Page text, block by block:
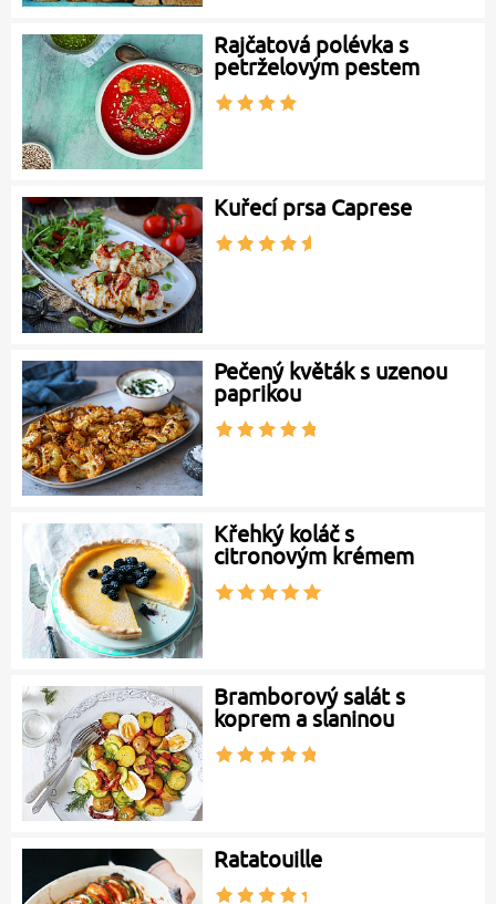
Rajčatová polévka s
petrželovým pestem
Kuřecí prsa Caprese
Pečený květák s uzenou
paprikou
Křehký koláč s
citronovým krémem
Bramborový salát s
koprem a slaninou
Ratatouille